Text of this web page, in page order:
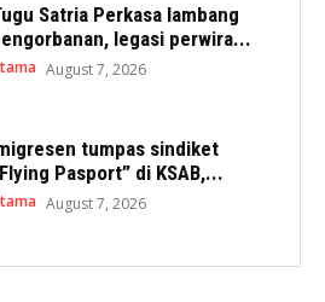
Satria Perkasa lambang
legasi perwira...
August 7, 2026
tumpas sindiket
Pasport” di KSAB,...
August 7, 2026